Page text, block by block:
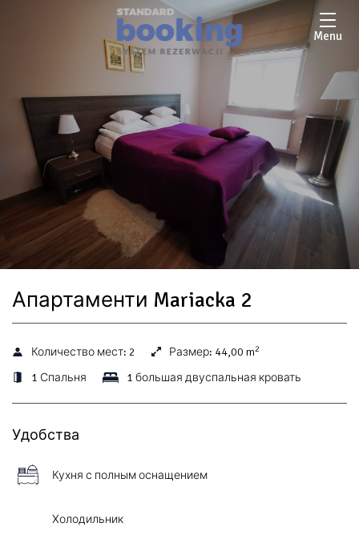
Menu
Апартаменти Mariacka 2
Количество мест: 2 Размер: 44,00 m2
1 Спальня 1 большая двуспальная кровать
Удобства
Кухня с полным оснащением
Холодильник